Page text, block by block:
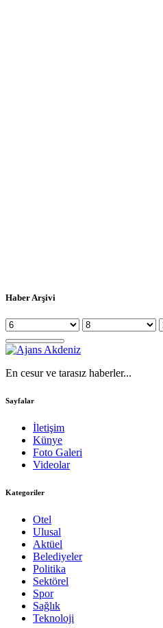
Haber Arşivi
En cesur ve tarasız haberler...
Sayfalar
İletişim
Künye
Foto Galeri
Videolar
Kategoriler
Otel
Ulusal
Aktüel
Belediyeler
Politika
Sektörel
Spor
Sağlık
Teknoloji